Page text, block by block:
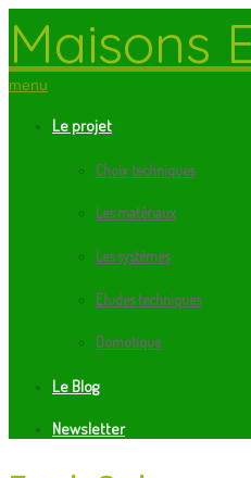
Maisons
menu
Le projet
Choix techniques
Les matériaux
Les systèmes
Etudes techniques
Domotique
Le Blog
Newsletter